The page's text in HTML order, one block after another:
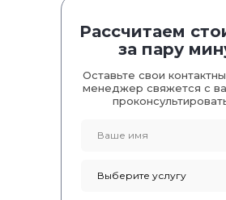
Оставьте свои
менеджер свяжется с
Рассчитаем
за пару